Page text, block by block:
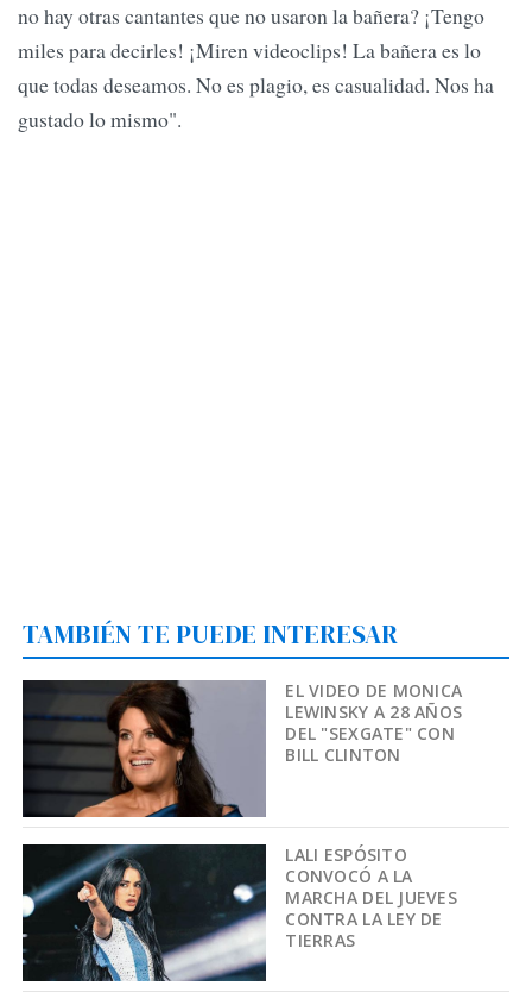
no hay otras cantantes que no usaron la bañera? ¡Tengo
miles para decirles! ¡Miren videoclips! La bañera es lo
que todas deseamos. No es plagio, es casualidad. Nos ha
gustado lo mismo".
TAMBIÉN TE PUEDE INTERESAR
EL VIDEO DE MONICA
LEWINSKY A 28 AÑOS
DEL "SEXGATE" CON
BILL CLINTON
LALI ESPÓSITO
CONVOCÓ A LA
MARCHA DEL JUEVES
CONTRA LA LEY DE
TIERRAS